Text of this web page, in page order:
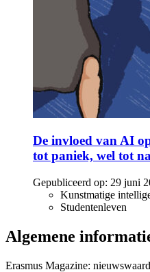
De invloed van AI
tot paniek, wel tot
Gepubliceerd op: 29 juni
Kunstmatige
Studentenleven
Algemene
Erasmus Magazine: